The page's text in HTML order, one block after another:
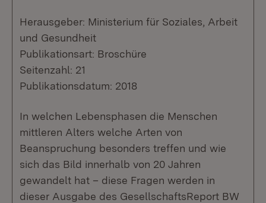
Herausgeber: Ministerium für Soziales, Arbeit
und Gesundheit
Publikationsart: Broschüre
Seitenzahl: 21
Publikationsdatum: 2018
In welchen Lebensphasen die Menschen
mittleren Alters welche Arten von
Beanspruchung besonders treffen und wie
sich das Bild innerhalb von 20 Jahren
gewandelt hat – diese Fragen werden in
dieser Ausgabe des GesellschaftsReport BW